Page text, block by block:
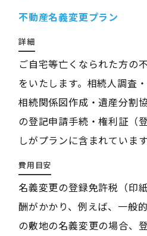
不動産名義変更プラン
詳細
ご自宅等亡くなられた方の
をいたします。相続人調査
相続関係図作成・遺産分割
の登記申請手続・権利証（
しがプランに含まれています
費用目安
名義変更の登録免許税（印
酬がかかり、例えば、一般
の敷地の名義変更の場合、